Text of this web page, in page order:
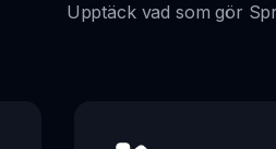
Upptäck vad som gör